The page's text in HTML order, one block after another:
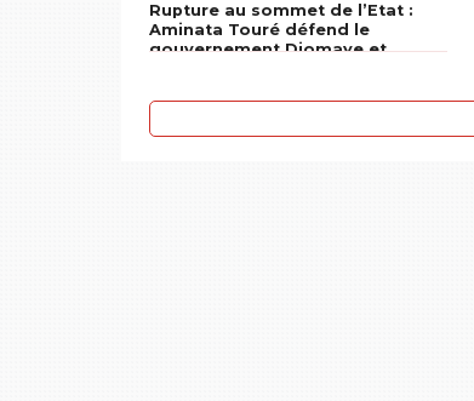
Rupture au sommet de l’Etat :
Aminata Touré défend le
gouvernement Diomaye et